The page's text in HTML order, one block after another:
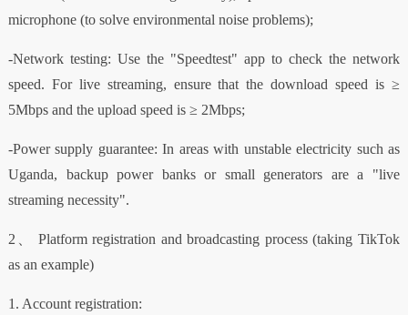
microphone (to solve environmental noise problems);
-Network testing: Use the "Speedtest" app to check the network
speed. For live streaming, ensure that the download speed is ≥
5Mbps and the upload speed is ≥ 2Mbps;
-Power supply guarantee: In areas with unstable electricity such as
Uganda, backup power banks or small generators are a "live
streaming necessity".
2、 Platform registration and broadcasting process (taking TikTok
as an example)
1. Account registration: